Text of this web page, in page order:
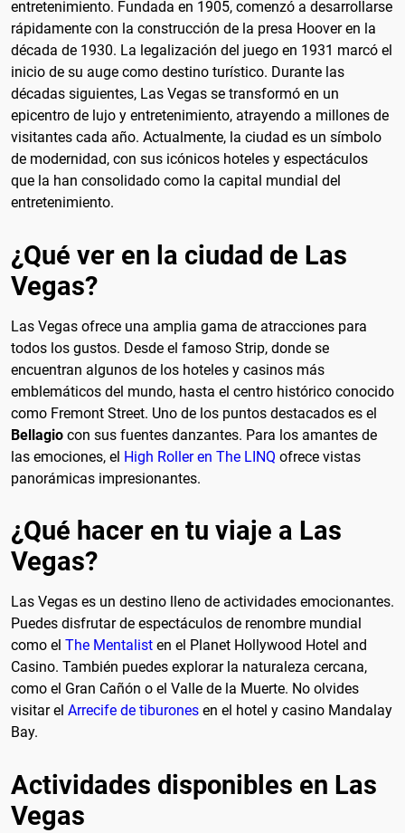
entretenimiento. Fundada en 1905, comenzó a desarrollarse
rápidamente con la construcción de la presa Hoover en la
década de 1930. La legalización del juego en 1931 marcó el
inicio de su auge como destino turístico. Durante las
décadas siguientes, Las Vegas se transformó en un
epicentro de lujo y entretenimiento, atrayendo a millones de
visitantes cada año. Actualmente, la ciudad es un símbolo
de modernidad, con sus icónicos hoteles y espectáculos
que la han consolidado como la capital mundial del
entretenimiento.
¿Qué ver en la ciudad de Las
Vegas?
Las Vegas ofrece una amplia gama de atracciones para
todos los gustos. Desde el famoso Strip, donde se
encuentran algunos de los hoteles y casinos más
emblemáticos del mundo, hasta el centro histórico conocido
como Fremont Street. Uno de los puntos destacados es el
Bellagio con sus fuentes danzantes. Para los amantes de
las emociones, el High Roller en The LINQ ofrece vistas
panorámicas impresionantes.
¿Qué hacer en tu viaje a Las
Vegas?
Las Vegas es un destino lleno de actividades emocionantes.
Puedes disfrutar de espectáculos de renombre mundial
como el The Mentalist en el Planet Hollywood Hotel and
Casino. También puedes explorar la naturaleza cercana,
como el Gran Cañón o el Valle de la Muerte. No olvides
visitar el Arrecife de tiburones en el hotel y casino Mandalay
Bay.
Actividades disponibles en Las
Vegas